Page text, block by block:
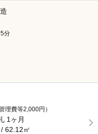
分
管理費等2,000円）
1ヶ月
62.12㎡
4DK